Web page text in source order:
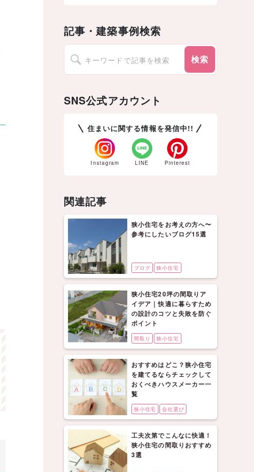
記事・建築事例検索
検索
SNS公式アカウント
住まいに関する情報を発信中!!
Instagram LINE Pinterest
関連記事
狭小住宅をお考えの方へ〜
参考にしたいブログ15選
ブログ 狭小住宅
狭小住宅20坪の間取りア
イデア｜快適に暮らすため
の設計のコツと失敗を防ぐ
ポイント
間取り 狭小住宅
おすすめはどこ？狭小住宅
を建てるならチェックして
おくべきハウスメーカー一
覧
狭小住宅 会社選び
工夫次第でこんなに快適！
狭小住宅の間取りおすすめ
3選